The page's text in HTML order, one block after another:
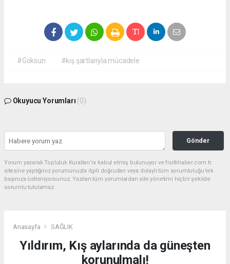
#Göksun #kış şartlarıyla mücadele
Okuyucu Yorumları (0)
Gönder
Yorum yazarak Topluluk Kuralları’nı kabul etmiş bulunuyor ve fisiltihaber.com.tr
sitesine yaptığınız yorumunuzla ilgili doğrudan veya dolaylı tüm sorumluluğu tek
başınıza üstleniyorsunuz. Yazılan tüm yorumlardan site yönetimi hiçbir şekilde
sorumlu tutulamaz.
Anasayfa SAĞLIK
Yıldırım, Kış aylarında da güneşten
korunulmalı!